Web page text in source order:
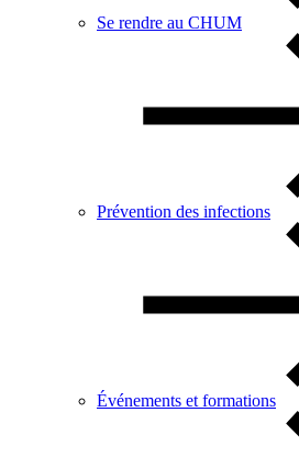
Se rendre au CHUM
Prévention des infections
Événements et formations